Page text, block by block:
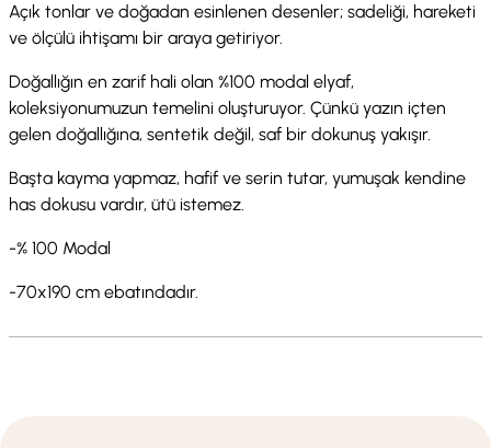
Açık tonlar ve doğadan esinlenen desenler; sadeliği, hareketi
ve ölçülü ihtişamı bir araya getiriyor.
Doğallığın en zarif hali olan %100 modal elyaf,
koleksiyonumuzun temelini oluşturuyor. Çünkü yazın içten
gelen doğallığına, sentetik değil, saf bir dokunuş yakışır.
Başta kayma yapmaz, hafif ve serin tutar, yumuşak kendine
has dokusu vardır, ütü istemez.
-% 100 Modal
-70x190 cm ebatındadır.